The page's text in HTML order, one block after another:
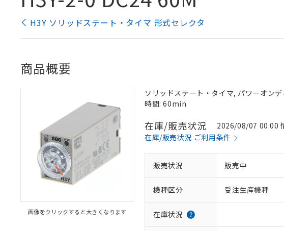
H3Y ソリッドステート・タイマ 形式セレクタ
商品概要
画像をクリックすると大きくなります
ソリッドステート・タイマ, パワーオン
時間: 60min
在庫/販売状況
2026/08/07 00:00
在庫/販売状況 ご利用条件
販売状況 販売中
機種区分 受注生産機種
在庫状況